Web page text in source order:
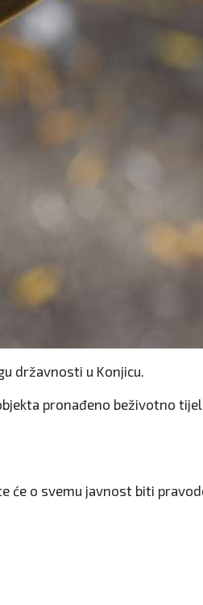
državnosti u Konjicu.
pronađeno beživotno
o svemu javnost biti